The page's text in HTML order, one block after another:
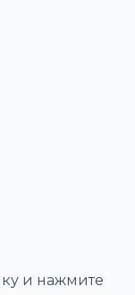
и нажмите